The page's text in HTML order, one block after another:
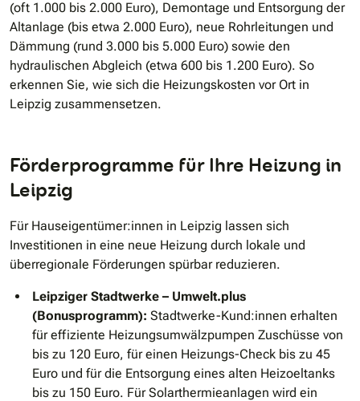
(oft 1.000 bis 2.000 Euro), Demontage und Entsorgung der
Altanlage (bis etwa 2.000 Euro), neue Rohrleitungen und
Dämmung (rund 3.000 bis 5.000 Euro) sowie den
hydraulischen Abgleich (etwa 600 bis 1.200 Euro). So
erkennen Sie, wie sich die Heizungs­kosten vor Ort in
Leipzig zusammensetzen.
Förderprogramme für Ihre Heizung in
Leipzig
Für Hauseigentümer:innen in Leipzig lassen sich
Investitionen in eine neue Heizung durch lokale und
überregionale Förderungen spürbar reduzieren.
Leipziger Stadtwerke – Umwelt.plus
(Bonusprogramm): Stadtwerke-Kund:innen erhalten
für effiziente Heizungsumwälzpumpen Zuschüsse von
bis zu 120 Euro, für einen Heizungs-Check bis zu 45
Euro und für die Entsorgung eines alten Heizoeltanks
bis zu 150 Euro. Für Solarthermieanlagen wird ein